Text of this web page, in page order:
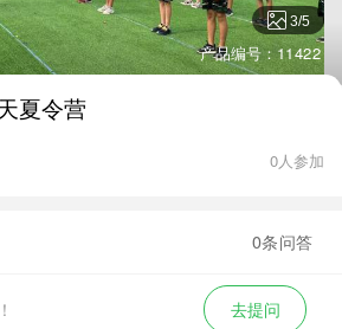
3/5
产品编号：11422
夏令营
0人参加
0条问答
去提问